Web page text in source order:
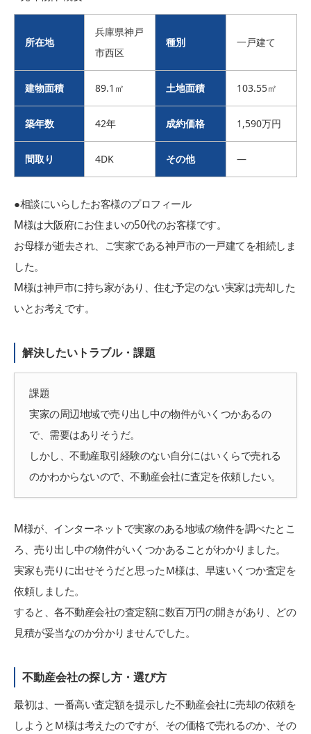
所在地
兵庫県神戸
市西区
種別 一戸建て
建物面積 89.1㎡ 土地面積 103.55㎡
築年数 42年 成約価格 1,590万円
間取り 4DK その他 ―
●相談にいらしたお客様のプロフィール
M様は大阪府にお住まいの50代のお客様です。
お母様が逝去され、ご実家である神戸市の一戸建てを相続しま
した。
M様は神戸市に持ち家があり、住む予定のない実家は売却した
いとお考えです。
解決したいトラブル・課題
課題
実家の周辺地域で売り出し中の物件がいくつかあるの
で、需要はありそうだ。
しかし、不動産取引経験のない自分にはいくらで売れる
のかわからないので、不動産会社に査定を依頼したい。
M様が、インターネットで実家のある地域の物件を調べたとこ
ろ、売り出し中の物件がいくつかあることがわかりました。
実家も売りに出せそうだと思ったＭ様は、早速いくつか査定を
依頼しました。
すると、各不動産会社の査定額に数百万円の開きがあり、どの
見積が妥当なのか分かりませんでした。
不動産会社の探し方・選び方
最初は、一番高い査定額を提示した不動産会社に売却の依頼を
しようとＭ様は考えたのですが、その価格で売れるのか、その